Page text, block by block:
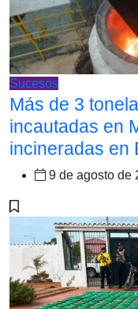
Sucesos
Más de 3
incautadas en
incineradas en
9 de agosto de